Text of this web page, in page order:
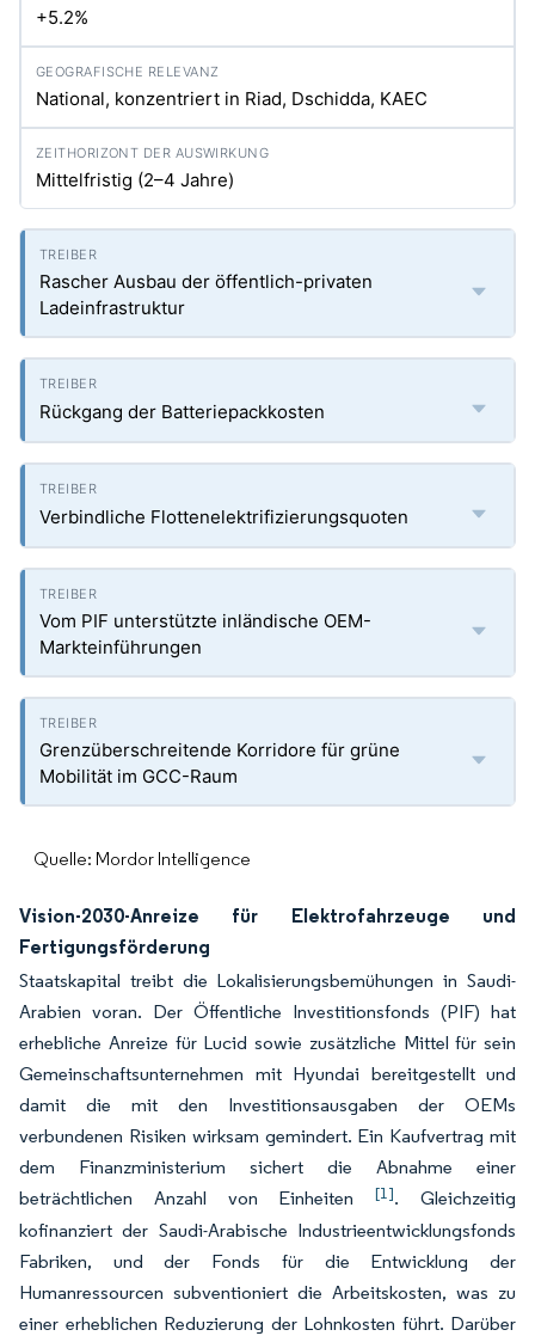
+5.2%
National, konzentriert in Riad, Dschidda, KAEC
Mittelfristig (2–4 Jahre)
Rascher Ausbau der öffentlich-privaten
Ladeinfrastruktur
Rückgang der Batteriepackkosten
Verbindliche Flottenelektrifizierungsquoten
Vom PIF unterstützte inländische OEM-
Markteinführungen
Grenzüberschreitende Korridore für grüne
Mobilität im GCC-Raum
Quelle: Mordor Intelligence
Vision-2030-Anreize für Elektrofahrzeuge und
Fertigungsförderung
Staatskapital treibt die Lokalisierungsbemühungen in Saudi-
Arabien voran. Der Öffentliche Investitionsfonds (PIF) hat
erhebliche Anreize für Lucid sowie zusätzliche Mittel für sein
Gemeinschaftsunternehmen mit Hyundai bereitgestellt und
damit die mit den Investitionsausgaben der OEMs
verbundenen Risiken wirksam gemindert. Ein Kaufvertrag mit
dem Finanzministerium sichert die Abnahme einer
beträchtlichen Anzahl von Einheiten[1]. Gleichzeitig
kofinanziert der Saudi-Arabische Industrieentwicklungsfonds
Fabriken, und der Fonds für die Entwicklung der
Humanressourcen subventioniert die Arbeitskosten, was zu
einer erheblichen Reduzierung der Lohnkosten führt. Darüber